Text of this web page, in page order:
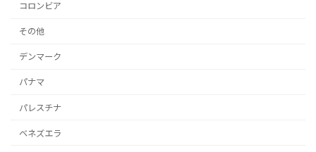
コロンビア
その他
デンマーク
パナマ
パレスチナ
ベネズエラ